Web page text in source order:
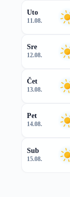
Uto
11.08.
Sre
12.08.
Čet
13.08.
Pet
14.08.
Sub
15.08.